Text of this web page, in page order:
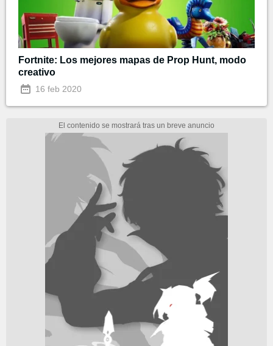
Fortnite: Los mejores mapas de Prop Hunt, modo
creativo
16 feb 2020